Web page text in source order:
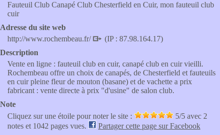
Fauteuil Club Canapé Club Chesterfield en Cuir, mon fauteuil club
cuir
Adresse du site web
http://www.rochembeau.fr/
(IP : 87.98.164.17)
Description
Vente en ligne : fauteuil club en cuir, canapé club en cuir vieilli.
Rochembeau offre un choix de canapés, de Chesterfield et fauteuils
en cuir pleine fleur de mouton (basane) et de vachette a prix
fabricant : vente directe à prix "d'usine" de salon club.
Note
Cliquez sur une étoile pour noter le site :
5/5 avec 2
notes et 1042 pages vues.
Partager cette page sur Facebook